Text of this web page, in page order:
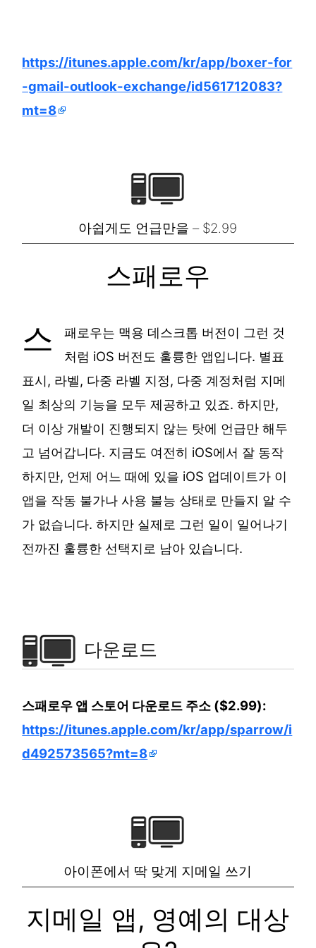
https://itunes.apple.com/kr/app/boxer-for
-gmail-outlook-exchange/id561712083?
mt=8
아쉽게도 언급만을 – $2.99
스패로우
스
패로우는 맥용 데스크톱 버전이 그런 것
처럼 iOS 버전도 훌륭한 앱입니다. 별표
표시, 라벨, 다중 라벨 지정, 다중 계정처럼 지메
일 최상의 기능을 모두 제공하고 있죠. 하지만,
더 이상 개발이 진행되지 않는 탓에 언급만 해두
고 넘어갑니다. 지금도 여전히 iOS에서 잘 동작
하지만, 언제 어느 때에 있을 iOS 업데이트가 이
앱을 작동 불가나 사용 불능 상태로 만들지 알 수
가 없습니다. 하지만 실제로 그런 일이 일어나기
전까진 훌륭한 선택지로 남아 있습니다.
다운로드
스패로우 앱 스토어 다운로드 주소 ($2.99):
https://itunes.apple.com/kr/app/sparrow/i
d492573565?mt=8
아이폰에서 딱 맞게 지메일 쓰기
지메일 앱, 영예의 대상